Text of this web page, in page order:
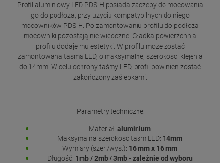
Profil aluminiowy LED PDS-H posiada zaczepy do mocowania
go do podłoża, przy użyciu kompatybilnych do niego
mocowników PDS-H. Po zamontowaniu profilu do podłoża
mocowniki pozostają nie widoczne. Gładka powierzchnia
profilu dodaje mu estetyki. W profilu może zostać
zamontowana taśma LED, o maksymalnej szerokości klejenia
do 14mm. W celu ochrony taśmy LED, profil powinien zostać
zakończony zaślepkami.
Parametry techniczne:
Materiał: aluminium
Maksymalna szerokość taśm LED: 14mm
Wymiary (szer./wys.): 16 mm x 16 mm
Długość: 1mb / 2mb / 3mb - zależnie od wyboru